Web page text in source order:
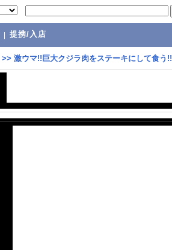
提携/入店
>> 激ウマ!!巨大クジラ肉をステーキにして食う!!